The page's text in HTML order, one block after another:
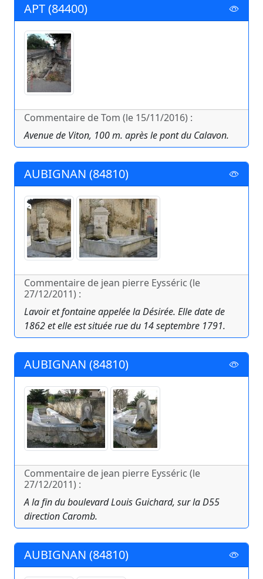
APT (84400)
Commentaire de Tom (le 15/11/2016) :
Avenue de Viton, 100 m. après le pont du Calavon.
AUBIGNAN (84810)
Commentaire de jean pierre Eysséric (le
27/12/2011) :
Lavoir et fontaine appelée la Désirée. Elle date de
1862 et elle est située rue du 14 septembre 1791.
AUBIGNAN (84810)
Commentaire de jean pierre Eysséric (le
27/12/2011) :
A la fin du boulevard Louis Guichard, sur la D55
direction Caromb.
AUBIGNAN (84810)